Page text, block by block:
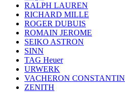
RALPH LAUREN
RICHARD MILLE
ROGER DUBUIS
ROMAIN JEROME
SEIKO ASTRON
SINN
TAG Heuer
URWERK
VACHERON CONSTANTIN
ZENITH